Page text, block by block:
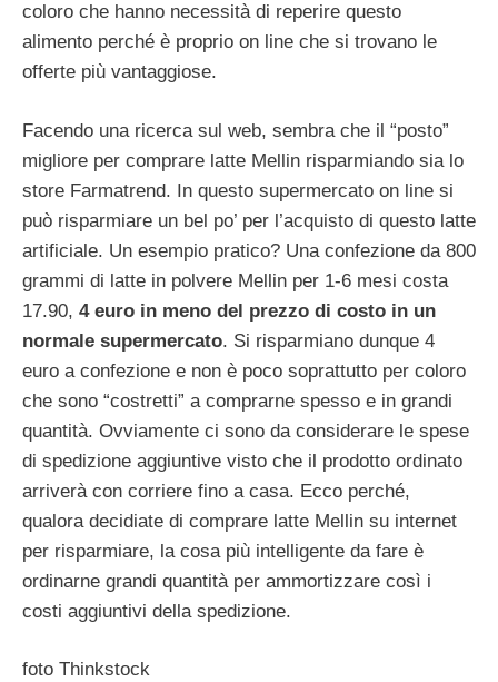
coloro che hanno necessità di reperire questo
alimento perché è proprio on line che si trovano le
offerte più vantaggiose.
Facendo una ricerca sul web, sembra che il “posto”
migliore per comprare latte Mellin risparmiando sia lo
store Farmatrend. In questo supermercato on line si
può risparmiare un bel po’ per l’acquisto di questo latte
artificiale. Un esempio pratico? Una confezione da 800
grammi di latte in polvere Mellin per 1-6 mesi costa
17.90, 4 euro in meno del prezzo di costo in un
normale supermercato. Si risparmiano dunque 4
euro a confezione e non è poco soprattutto per coloro
che sono “costretti” a comprarne spesso e in grandi
quantità. Ovviamente ci sono da considerare le spese
di spedizione aggiuntive visto che il prodotto ordinato
arriverà con corriere fino a casa. Ecco perché,
qualora decidiate di comprare latte Mellin su internet
per risparmiare, la cosa più intelligente da fare è
ordinarne grandi quantità per ammortizzare così i
costi aggiuntivi della spedizione.
foto Thinkstock